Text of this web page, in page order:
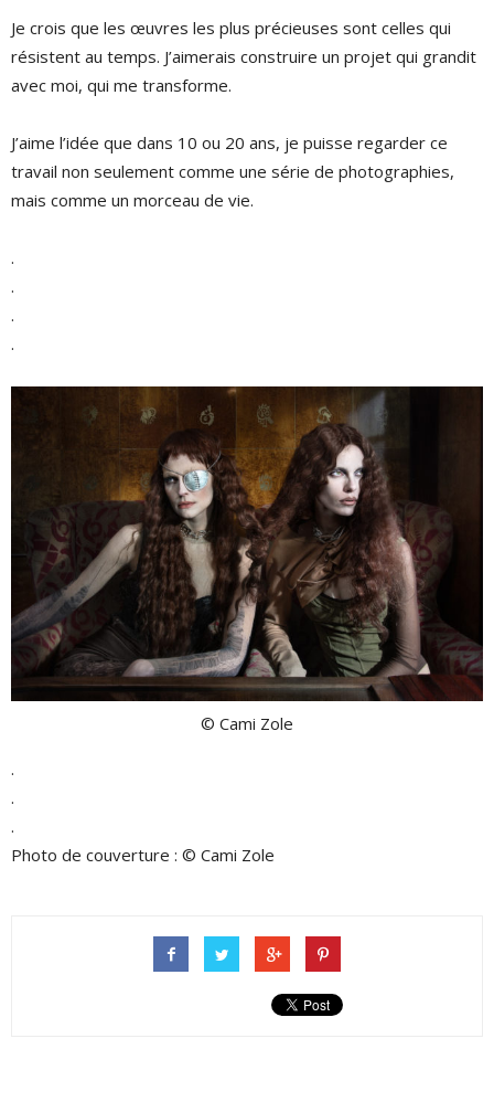
Je crois que les œuvres les plus précieuses sont celles qui
résistent au temps. J’aimerais construire un projet qui grandit
avec moi, qui me transforme.
J’aime l’idée que dans 10 ou 20 ans, je puisse regarder ce
travail non seulement comme une série de photographies,
mais comme un morceau de vie.
.
.
.
.
© Cami Zole
.
.
.
Photo de couverture : © Cami Zole